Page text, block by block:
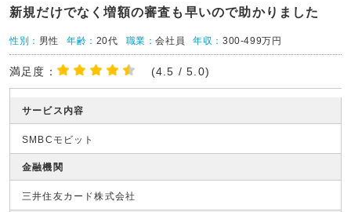
新規だけでなく増額の審査も早いので助かりました
性別： 男性 年齢： 20代 職業：会社員 年収：300-499万円
満足度： (4.5 / 5.0)
サービス内容
SMBCモビット
金融機関
三井住友カード株式会社